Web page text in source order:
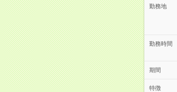
勤務地
勤務時間
期間
特徴